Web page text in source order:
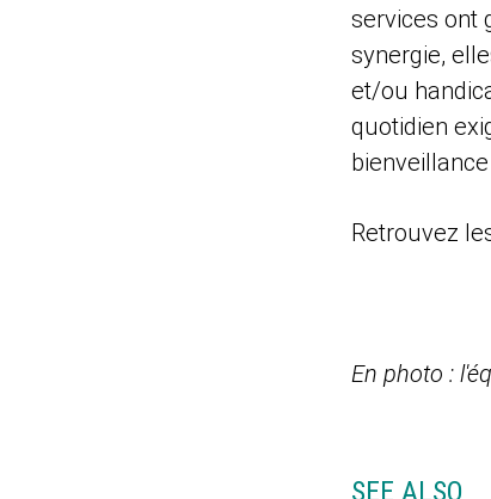
services ont
synergie,
et/ou
quotidien
Retrouvez
En photo :
SEE ALSO